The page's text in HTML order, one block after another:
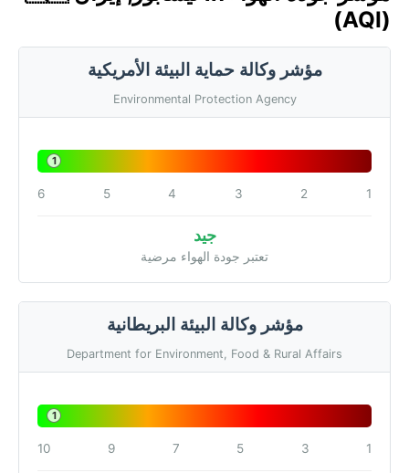
(AQI)
مؤشر وكالة حماية البيئة الأمريكية
Environmental Protection Agency
1
1
2
3
4
5
6
جيد
تعتبر جودة الهواء مرضية
مؤشر وكالة البيئة البريطانية
Department for Environment, Food & Rural Affairs
1
1
3
5
7
9
10